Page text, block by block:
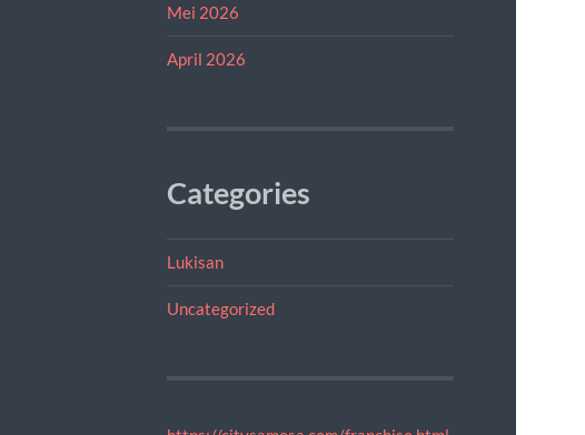
Mei 2026
April 2026
Categories
Lukisan
Uncategorized